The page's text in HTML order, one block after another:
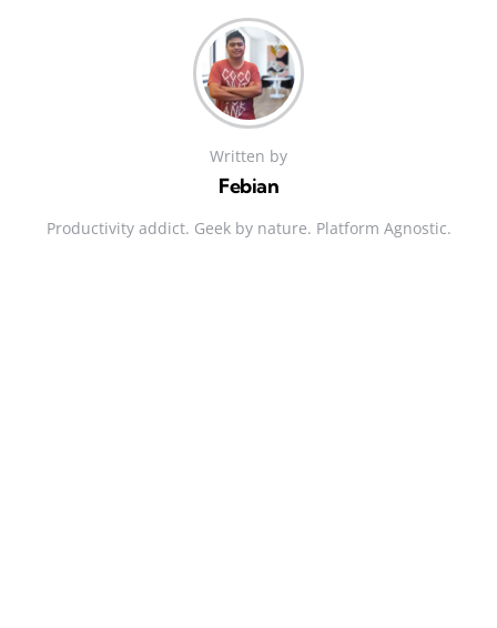
Written by
Febian
Productivity addict. Geek by nature. Platform Agnostic.